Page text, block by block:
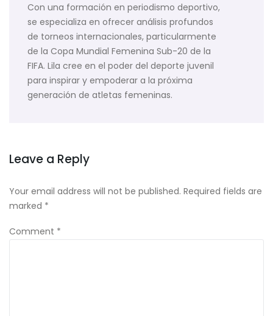
Con una formación en periodismo deportivo,
se especializa en ofrecer análisis profundos
de torneos internacionales, particularmente
de la Copa Mundial Femenina Sub-20 de la
FIFA. Lila cree en el poder del deporte juvenil
para inspirar y empoderar a la próxima
generación de atletas femeninas.
Leave a Reply
Your email address will not be published. Required fields are
marked *
Comment *